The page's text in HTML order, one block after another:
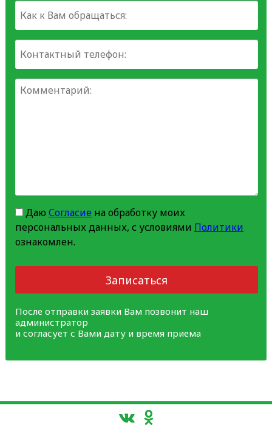
Даю Согласиена обработку моих
персональных данных, с условиями Политики
ознакомлен.
Записаться
После отправки заявки Вам позвонит наш
администратор
и согласует с Вами дату и время приема